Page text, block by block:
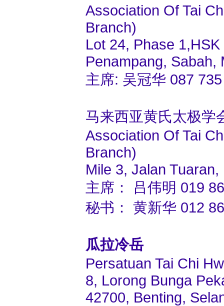
Association Of Tai
Branch)
Lot 24, Phase
Penampang, Sabah,
主席: 吴冠华 087
马来西亚黄氏太极学
Association Of Tai
Branch)
Mile 3, Jalan
主席： 吕伟明 019
秘书： 黄新华 012
瓜拉冷岳
Persatuan Tai Chi
8, Lorong Bunga
42700, Benting,